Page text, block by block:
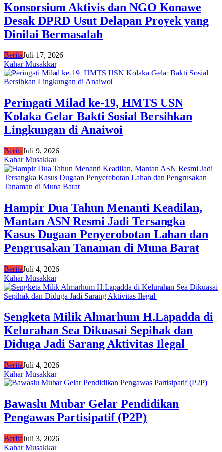
Konsorsium Aktivis dan NGO Konawe
Desak DPRD Usut Delapan Proyek yang
Dinilai Bermasalah
BeritaJuli 17, 2026
Kahar Musakkar
Peringati Milad ke-19, HMTS USN
Kolaka Gelar Bakti Sosial Bersihkan
Lingkungan di Anaiwoi
BeritaJuli 9, 2026
Kahar Musakkar
Hampir Dua Tahun Menanti Keadilan,
Mantan ASN Resmi Jadi Tersangka
Kasus Dugaan Penyerobotan Lahan dan
Pengrusakan Tanaman di Muna Barat
BeritaJuli 4, 2026
Kahar Musakkar
Sengketa Milik Almarhum H.Lapadda di
Kelurahan Sea Dikuasai Sepihak dan
Diduga Jadi Sarang Aktivitas Ilegal
BeritaJuli 4, 2026
Kahar Musakkar
Bawaslu Mubar Gelar Pendidikan
Pengawas Partisipatif (P2P)
BeritaJuli 3, 2026
Kahar Musakkar